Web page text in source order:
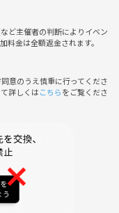
ど主催者の判断によりイベン
料金は全額返金されます。
意のうえ慎重に行ってくださ
詳しくはこちらをご覧くださ